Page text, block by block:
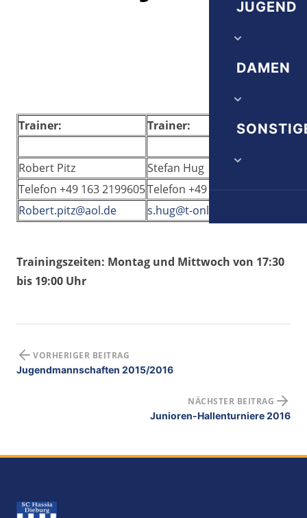
Herrn 1C
JUGEND
B-Jugend
F-Jugend
DAMEN
Damen 1.
Trainer: Trainer:
Robert Pitz
Stefan Hug
Telefon +49 163 2199605Telefon +49 172 6307481
Robert.pitz@aol.de
s.hug@t-online.de
Trainingszeiten: Montag und Mittwoch von 17:30
bis 19:00 Uhr
VORHERIGER BEITRAG
Jugendmannschaften 2015/2016
NÄCHSTER BEITRAG
Junioren-Hallenturniere 2016